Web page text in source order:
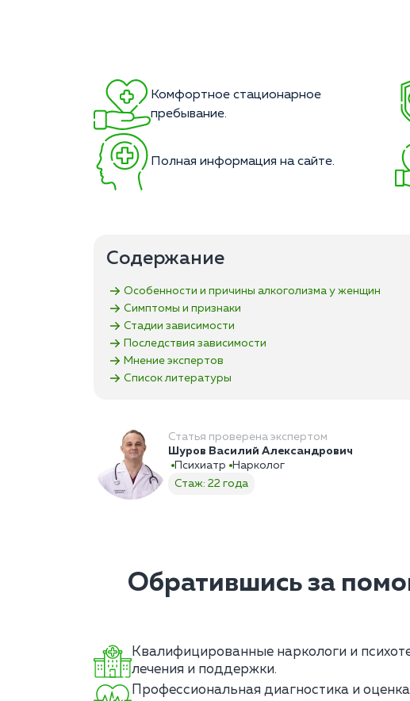
Комфортное стационарное
пребывание.
Полная информация на сайте.
Содержание
Особенности и причины алкоголизма у женщин
Симптомы и признаки
Стадии зависимости
Последствия зависимости
Мнение экспертов
Список литературы
Статья проверена экспертом
Шуров Василий Александрович
Психиатр
Нарколог
Стаж: 22 года
Обратившись за
Квалифицированные наркологи и
лечения и поддержки.
Профессиональная диагностика и